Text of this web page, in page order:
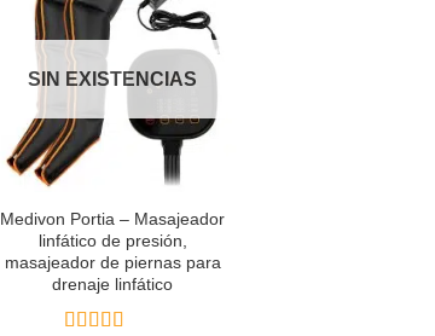
SIN EXISTENCIAS
Medivon Portia – Masajeador
linfático de presión,
masajeador de piernas para
drenaje linfático